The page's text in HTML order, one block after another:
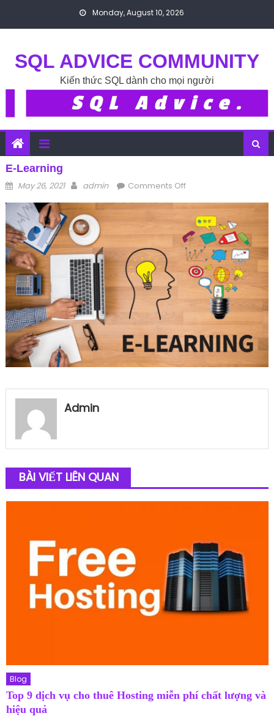
Monday, August 10, 2026
SQL ADVICE COMMUNITY
Kiến thức SQL dành cho mọi người
E-Learning
Posted on
May 26, 2021 Author
admin Comments Offon e-learning
Admin
BÀI VIẾT LIÊN QUAN
Blog
Top 9 dịch vụ cho thuê Hosting miễn phí chất lượng và
hiệu quả